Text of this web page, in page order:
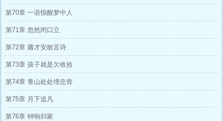
第70章 一语惊醒梦中人
第71章 忽然闭口立
第72章 庸才安敢言诗
第73章 孩子就是欠收拾
第74章 青山处处埋忠骨
第75章 月下追凡
第76章 钟响归家